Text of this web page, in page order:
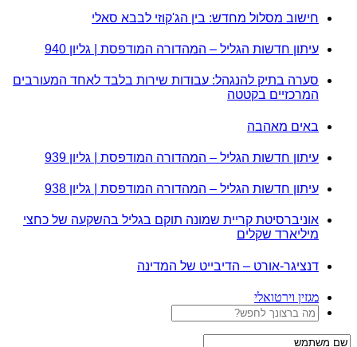
חישוב מסלול מחדש: בין הג'קוזי לבבא סאלי
עיתון חדשות הגליל – המהדורה המודפסת | גליון 940
סערה בתיק להנגהל: עבודות שירות בלבד לאחד המעורבים
המרכזיים בקטטה
באים מאהבה
עיתון חדשות הגליל – המהדורה המודפסת | גליון 939
עיתון חדשות הגליל – המהדורה המודפסת | גליון 938
אוניברסיטת קריית שמונה תוקם בגליל בהשקעה של כחצי
מיליארד שקלים
דנציגר-אורט – הדיבייט של המדינה
מגזין וירטואלי